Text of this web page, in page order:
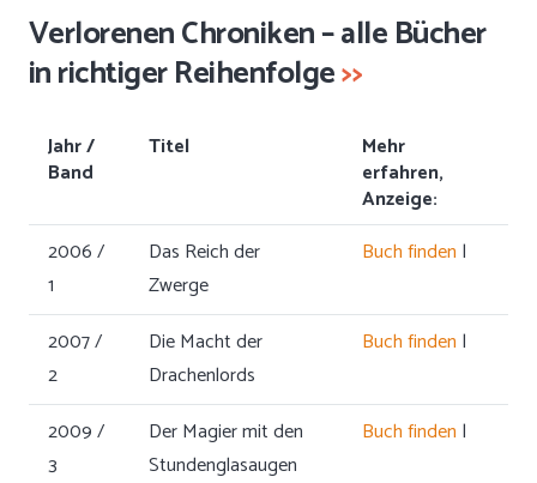
Verlorenen Chroniken – alle Bücher
in richtiger Reihenfolge>>
Jahr /
Band
Titel
Mehr
erfahren,
Anzeige:
2006 /
1
Das Reich der
Zwerge
Buch finden |
2007 /
2
Die Macht der
Drachenlords
Buch finden |
2009 /
3
Der Magier mit den
Stundenglasaugen
Buch finden |